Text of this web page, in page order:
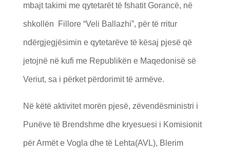
mbajt takimi me qytetarët të fshatit Gorancë, në
shkollën Fillore “Veli Ballazhi”, për të rritur
ndërgjegjësimin e qytetarëve të kësaj pjesë që
jetojnë në kufi me Republikën e Maqedonisë së
Veriut, sa i përket përdorimit të armëve.
Në këtë aktivitet morën pjesë, zëvendësministri i
Punëve të Brendshme dhe kryesuesi i Komisionit
për Armët e Vogla dhe të Lehta(AVL), Blerim